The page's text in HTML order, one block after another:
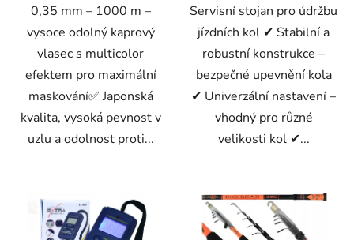
0,35 mm – 1000 m –
vysoce odolný kaprový
vlasec s multicolor
efektem pro maximální
maskování✅ Japonská
kvalita, vysoká pevnost v
uzlu a odolnost proti...
Servisní stojan pro údržbu
jízdních kol ✔ Stabilní a
robustní konstrukce –
bezpečné upevnění kola
✔ Univerzální nastavení –
vhodný pro různé
velikosti kol ✔...